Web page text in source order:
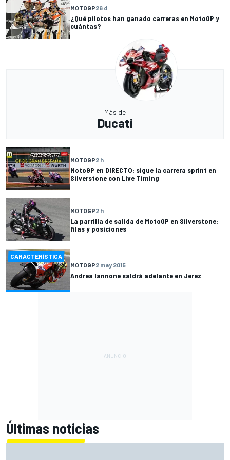
MOTOGP26 d
¿Qué pilotos han ganado carreras en MotoGP y
cuántas?
Más de
Ducati
MOTOGP2 h
MotoGP en DIRECTO: sigue la carrera sprint en
Silverstone con Live Timing
MOTOGP2 h
La parrilla de salida de MotoGP en Silverstone:
filas y posiciones
CARACTERÍSTICA
MOTOGP2 may 2015
Andrea Iannone saldrá adelante en Jerez
Últimas noticias